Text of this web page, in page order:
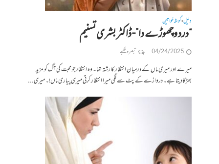
دلیل•گوشہ خواتین
“درد وچھوڑے دا”- ڈاکٹر بشری تسنیم
04/24/2025 تبصرہ لکھیے
میرے اور میری ماں کے درمیان انتظار کا رشتہ تھا۔ وہ انتظار جو محبت کی آگ کو مزید
بھڑکادیتا ہے۔ دروازے کے پٹ سے لگی میرا انتظار کرتی میری پیاری ماں!۔ میری...